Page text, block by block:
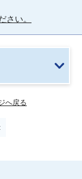
さい。
へ戻る